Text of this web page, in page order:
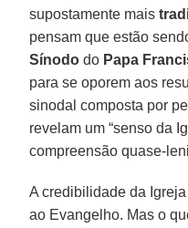
supostamente mais
pensam que estão
Sínodo do Papa
para se oporem aos
sinodal composta por
revelam um “senso da
compreensão quase-
A credibilidade da
ao Evangelho. Mas o